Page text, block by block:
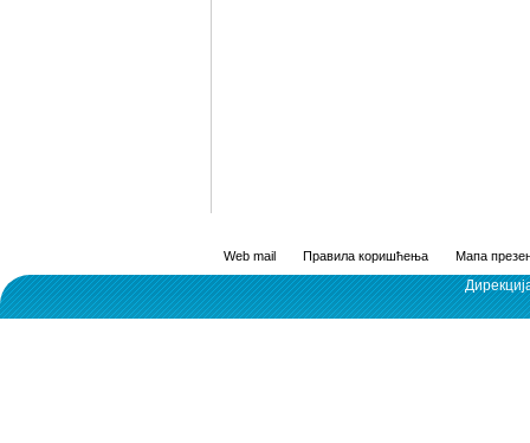
Web mail Правила коришћења Мапа